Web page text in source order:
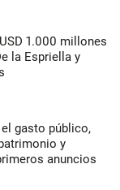
1.000 millones
la Espriella y
gasto público,
y
anuncios